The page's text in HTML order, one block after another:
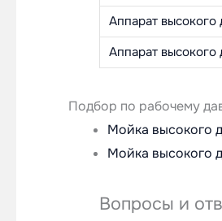
Аппарат
Аппарат
Подбор по рабочему
Мойка высокого
Мойка высокого
Вопросы и